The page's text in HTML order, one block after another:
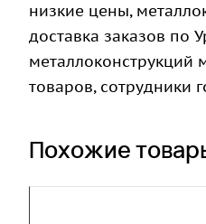
низкие цены,
доставка заказов по
металлоконструкций
товаров, сотрудники
Похожие